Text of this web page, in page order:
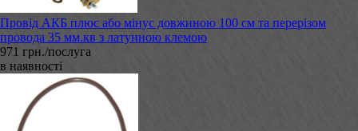
Провід АКБ плюс або мінус довжиною 100 см та перерізом
провода 35 мм.кв з латунною клемою
971 грн./послуга
в наявності